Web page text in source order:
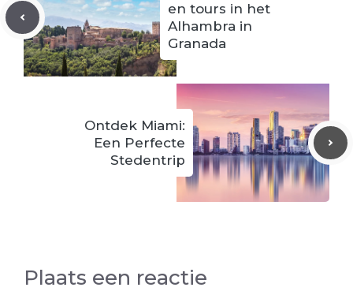
en tours in het
Alhambra in
Granada
Ontdek Miami:
Een Perfecte
Stedentrip
Plaats een reactie